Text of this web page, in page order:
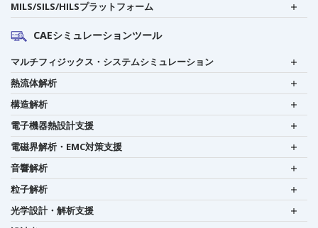
MILS/SILS/HILSプラットフォーム
CAEシミュレーションツール
マルチフィジックス・システムシミュレーション
熱流体解析
構造解析
電子機器熱設計支援
電磁界解析・EMC対策支援
音響解析
粒子解析
光学設計・解析支援